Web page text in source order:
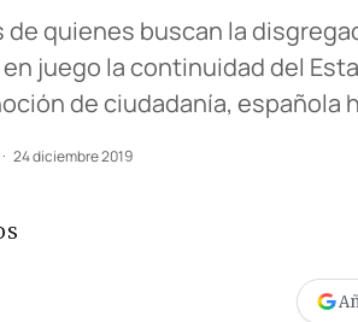
quienes buscan la
juego la continuidad del
de ciudadanía, española
24 diciembre 2019